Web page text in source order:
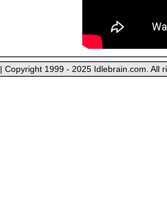
| Copyright 1999 - 2025 Idlebrain.com. All